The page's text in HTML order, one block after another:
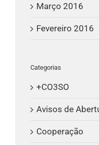
Março 2016
Fevereiro 2016
Categorias
+CO3SO
Avisos de
Cooperação